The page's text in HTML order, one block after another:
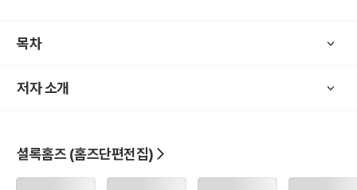
고 있지만 1887년에 등장해 100년이 지난 오늘날에도 셜록 홈즈는 명
아니더라도 홈즈는 어른 아이 구분할 것 없이 함께 즐기는 명작으로 세
생부터 성인에 이르기까지 손쉽게 읽을 수 있도록 새로운 감각과 새로
목차
저자 소개
셜록홈즈 (홈즈단편전집)